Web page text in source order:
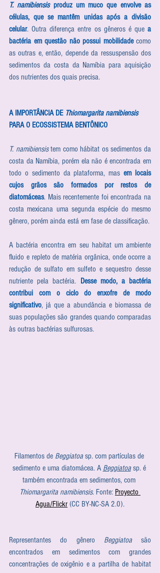
T. namibiensis produz um muco que envolve as
células, que se mantêm unidas após a divisão
celular. Outra diferença entre os gêneros é que a
bactéria em questão não possui mobilidade como
as outras e, então, depende da ressuspensão dos
sedimentos da costa da Namíbia para aquisição
dos nutrientes dos quais precisa.
A IMPORTÂNCIA DE Thiomargarita namibiensis
PARA O ECOSSISTEMA BENTÔNICO
T. namibiensis tem como hábitat os sedimentos da
costa da Namíbia, porém ela não é encontrada em
todo o sedimento da plataforma, mas em locais
cujos grãos são formados por restos de
diatomáceas. Mais recentemente foi encontrada na
costa mexicana uma segunda espécie do mesmo
gênero, porém ainda está em fase de classificação.
A bactéria encontra em seu habitat um ambiente
fluido e repleto de matéria orgânica, onde ocorre a
redução de sulfato em sulfeto e sequestro desse
nutriente pela bactéria. Desse modo, a bactéria
contribui com o ciclo do enxofre de modo
significativo, já que a abundância e biomassa de
suas populações são grandes quando comparadas
às outras bactérias sulfurosas.
Filamentos de Beggiatoa sp. com partículas de
sedimento e uma diatomácea. A Beggiatoa sp. é
também encontrada em sedimentos, com
Thiomargarita namibiensis. Fonte: Proyecto
Agua/Flickr (CC BY-NC-SA 2.0).
Representantes do gênero Beggiatoa são
encontrados em sedimentos com grandes
concentrações de oxigênio e a partilha de habitat